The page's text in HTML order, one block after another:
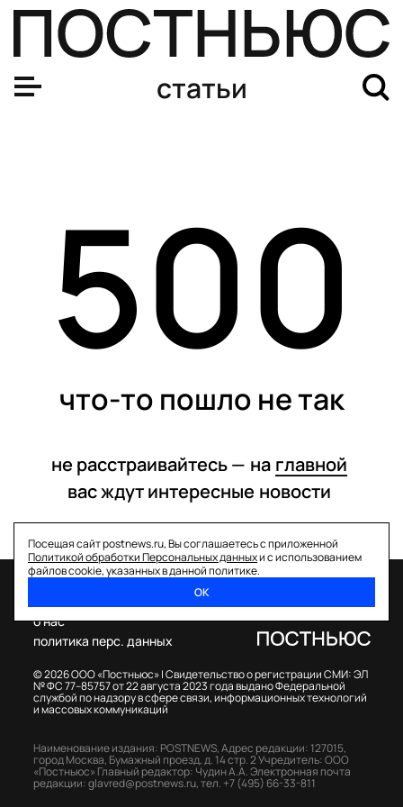
статьи
500
что-то пошло не так
не расстраивайтесь — на главной
вас ждут интересные новости
Посещая сайт postnews.ru, Вы соглашаетесь с приложенной
Политикой обработки Персональных данныхи с использованием
файлов cookie, указанных в данной политике.
ОК
© 2026 ООО «Постньюс» |Свидетельство о регистрации СМИ: ЭЛ
№ ФС 77–85757 от 22 августа 2023 года выдано Федеральной
службой по надзору в сфере связи, информационных технологий
и массовых коммуникаций
о нас
политика перс. данных
Наименование издания: POSTNEWS,Адрес редакции: 127015,
город Москва, Бумажный проезд, д. 14 стр. 2Учредитель: ООО
«Постньюс» Главный редактор: Чудин А.А.Электронная почта
редакции:glavred@postnews.ru,тел. +7 (495) 66-33-811
Как купить билет на балет «Щелкунчик» в Большой